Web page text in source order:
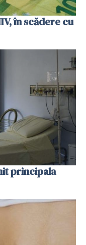
în scădere cu
principala